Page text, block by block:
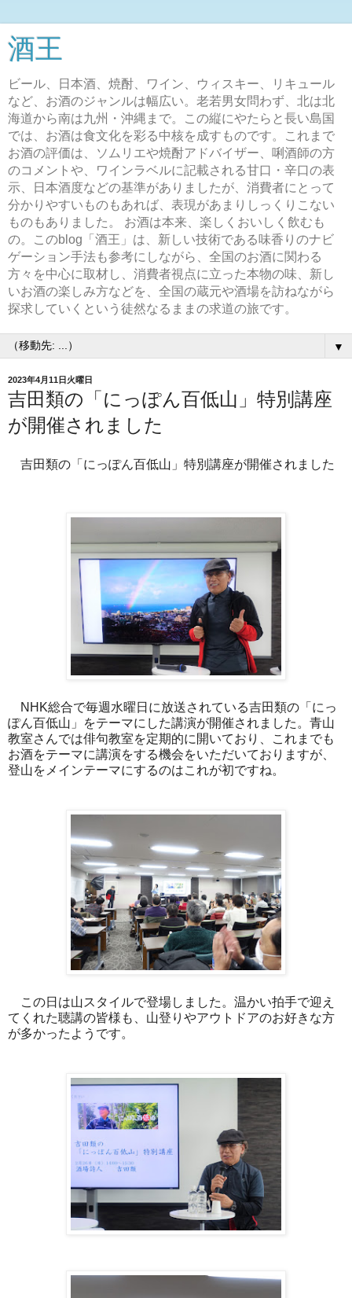
酒王
ビール、日本酒、焼酎、ワイン、ウィスキー、リキュール
など、お酒のジャンルは幅広い。老若男女問わず、北は北
海道から南は九州・沖縄まで。この縦にやたらと長い島国
では、お酒は食文化を彩る中核を成すものです。これまで
お酒の評価は、ソムリエや焼酎アドバイザー、唎酒師の方
のコメントや、ワインラベルに記載される甘口・辛口の表
示、日本酒度などの基準がありましたが、消費者にとって
分かりやすいものもあれば、表現があまりしっくりこない
ものもありました。 お酒は本来、楽しくおいしく飲むも
の。このblog「酒王」は、新しい技術である味香りのナビ
ゲーション手法も参考にしながら、全国のお酒に関わる
方々を中心に取材し、消費者視点に立った本物の味、新し
いお酒の楽しみ方などを、全国の蔵元や酒場を訪ねながら
探求していくという徒然なるままの求道の旅です。
▼
2023年4月11日火曜日
吉田類の「にっぽん百低山」特別講座
が開催されました
吉田類の「にっぽん百低山」特別講座が開催されました
NHK総合で毎週水曜日に放送されている吉田類の「にっ
ぽん百低山」をテーマにした講演が開催されました。青山
教室さんでは俳句教室を定期的に開いており、これまでも
お酒をテーマに講演をする機会をいただいておりますが、
登山をメインテーマにするのはこれが初ですね。
この日は山スタイルで登場しました。温かい拍手で迎え
てくれた聴講の皆様も、山登りやアウトドアのお好きな方
が多かったようです。